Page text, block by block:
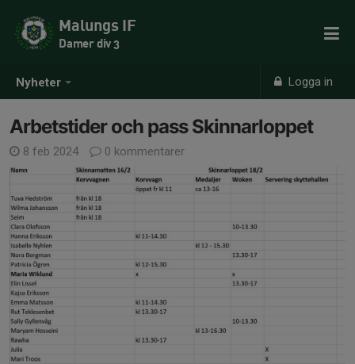
Nyheter Logga in
Malungs IF
Damer div 3
Arbetstider och pass Skinnarloppet
8 feb 2024 0 kommentarer